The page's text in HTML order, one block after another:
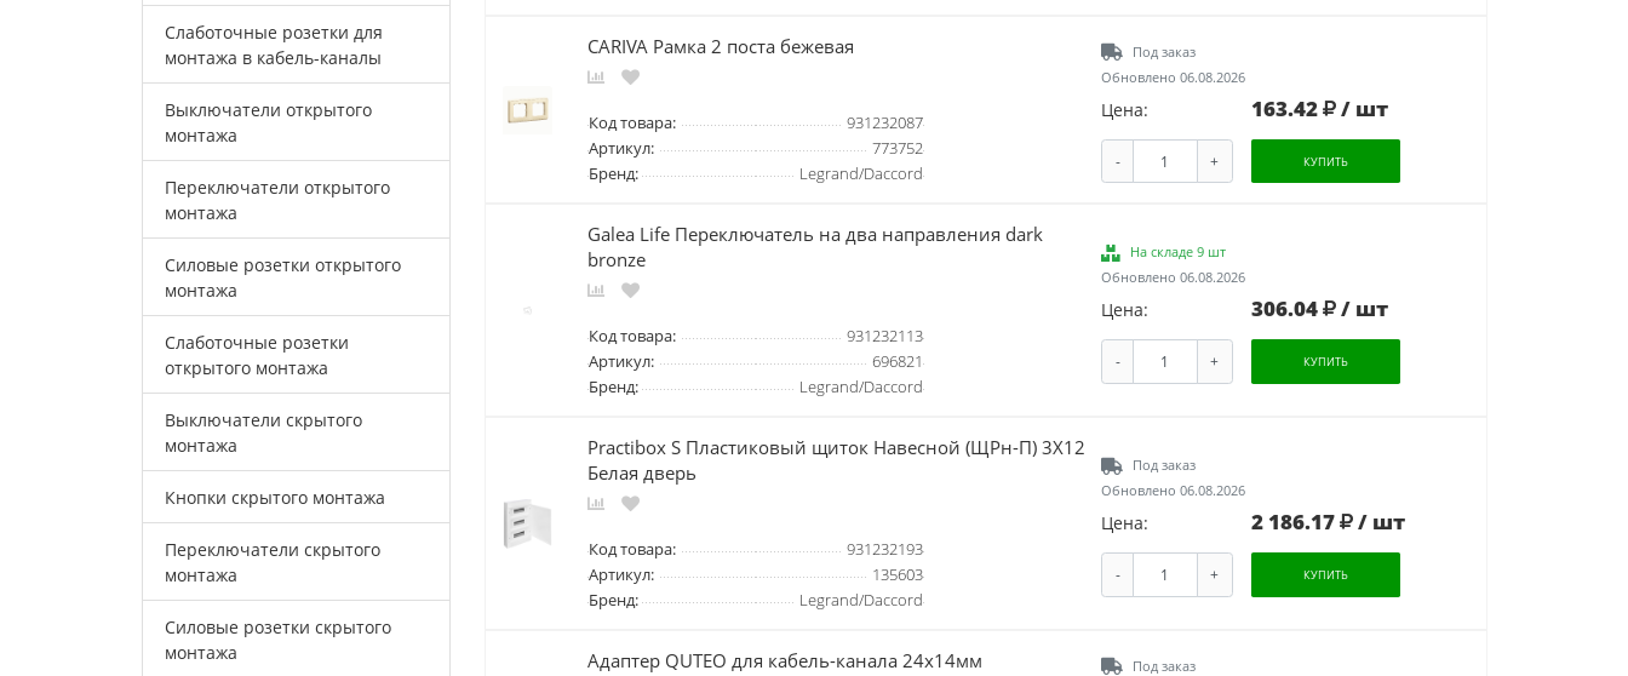
CARIVA Рамка 2 поста бежевая
Код товара:
931232087
Артикул:
773752
Бренд:
Legrand/Daccord
Под заказ
Обновлено 06.08.2026
Цена: 163.42 / шт
- + КУПИТЬ
Galea Life Переключатель на два направления dark
bronze
Код товара:
931232113
Артикул:
696821
Бренд:
Legrand/Daccord
На складе 9 шт
Обновлено 06.08.2026
Цена: 306.04 / шт
- + КУПИТЬ
Practibox S Пластиковый щиток Навесной (ЩРн-П) 3X12
Белая дверь
Код товара:
931232193
Артикул:
135603
Бренд:
Legrand/Daccord
Под заказ
Обновлено 06.08.2026
Цена: 2 186.17 / шт
- + КУПИТЬ
Адаптер QUTEO для кабель-канала 24x14мм
Под заказ
Слаботочные розетки для
монтажа в кабель-каналы
Выключатели открытого
монтажа
Переключатели открытого
монтажа
Силовые розетки открытого
монтажа
Слаботочные розетки
открытого монтажа
Выключатели скрытого
монтажа
Кнопки скрытого монтажа
Переключатели скрытого
монтажа
Силовые розетки скрытого
монтажа